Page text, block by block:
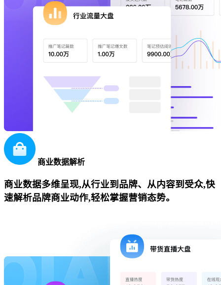
商业数据解析
商业数据多维呈现,从行业到品牌、从内容到受众,快
速解析品牌商业动作,轻松掌握营销态势。